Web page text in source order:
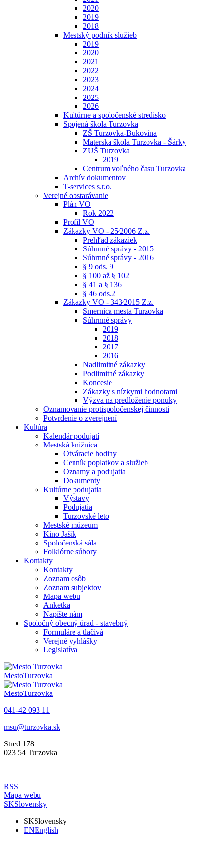
2020
2019
2018
Mestský podnik služieb
2019
2020
2021
2022
2023
2024
2025
2026
Kultúrne a spoločenské stredisko
Spojená škola Turzovka
ZŠ Turzovka-Bukovina
Materská škola Turzovka - Šárky
ZUŠ Turzovka
2019
Centrum voľného času Turzovka
Archív dokumentov
T-services s.r.o.
Verejné obstarávanie
Plán VO
Rok 2022
Profil VO
Zákazky VO - 25⁄2006 Z.z.
Prehľad zákaziek
Súhrnné správy - 2015
Súhrnné správy - 2016
§ 9 ods. 9
§ 100 až § 102
§ 41 a § 136
§ 46 ods.2
Zákazky VO - 343⁄2015 Z.z.
Smernica mesta Turzovka
Súhrnné správy
2019
2018
2017
2016
Nadlimitné zákazky
Podlimitné zákazky
Koncesie
Zákazky s nízkymi hodnotami
Výzva na predloženie ponuky
Oznamovanie protispoločenskej činnosti
Potvrdenie o zverejnení
Kultúra
Kalendár podujatí
Mestská knižnica
Otváracie hodiny
Cenník poplatkov a služieb
Oznamy a podujatia
Dokumenty
Kultúrne podujatia
Výstavy
Podujatia
Turzovské leto
Mestské múzeum
Kino Jašík
Spoločenská sála
Folklórne súbory
Kontakty
Kontakty
Zoznam osôb
Zoznam subjektov
Mapa webu
Anketka
Napíšte nám
Spoločný obecný úrad - stavebný
Formuláre a tlačivá
Verejné vyhlášky
Legislatíva
MestoTurzovka
MestoTurzovka
041-42 093 11
msu@turzovka.sk
Stred 178
023 54 Turzovka
RSS
Mapa webu
SKSlovensky
SKSlovensky
ENEnglish